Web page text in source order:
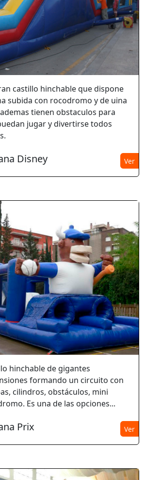
castillo hinchable que dispone
subida con rocodromo y de uina
tienen obstaculos para
jugar y divertirse todos
Disney Ver
hinchable de gigantes
formando un circuito con
cilindros, obstáculos, mini
Es una de las opciones...
Prix Ver